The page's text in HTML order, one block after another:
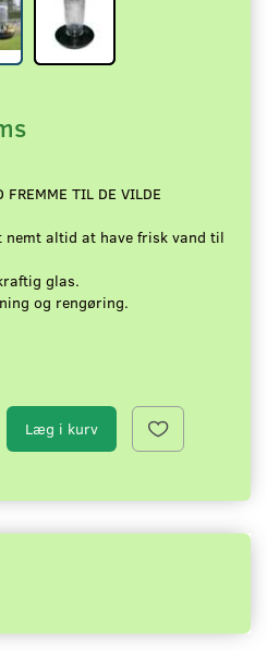
FREMME TIL DE VILDE
nemt altid at have frisk vand til
glas.
og rengøring.
Læg i kurv